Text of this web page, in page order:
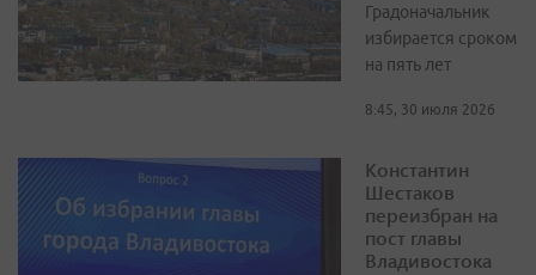
Градоначальник
избирается сроком
на пять лет
8:45, 30 июля 2026
Константин
Шестаков
переизбран на
пост главы
Владивостока